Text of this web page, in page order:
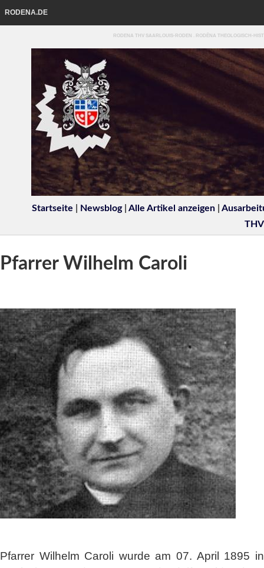
RODENA.DE
RODENA THV SAARLOUIS-RODEN . RODĒNA THEOLOGISCH-
Startseite Newsblog| Alle Artikel anzeigen
THV
Pfarrer Wilhelm Caroli
Pfarrer Wilhelm Caroli wurde am 07. April 1895